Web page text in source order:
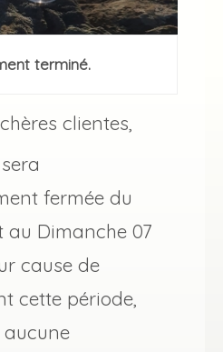
terminé.
clientes,
fermée du
au Dimanche 07
cause de
cette période,
aucune